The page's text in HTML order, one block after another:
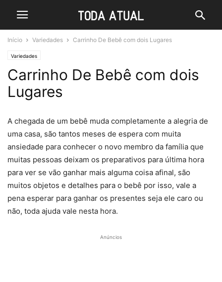
Início Variedades Carrinho De Bebê com dois Lugares
Variedades
Carrinho De Bebê com dois
Lugares
A chegada de um bebê muda completamente a alegria de
uma casa, são tantos meses de espera com muita
ansiedade para conhecer o novo membro da família que
muitas pessoas deixam os preparativos para última hora
para ver se vão ganhar mais alguma coisa afinal, são
muitos objetos e detalhes para o bebê por isso, vale a
pena esperar para ganhar os presentes seja ele caro ou
não, toda ajuda vale nesta hora.
Anúncios